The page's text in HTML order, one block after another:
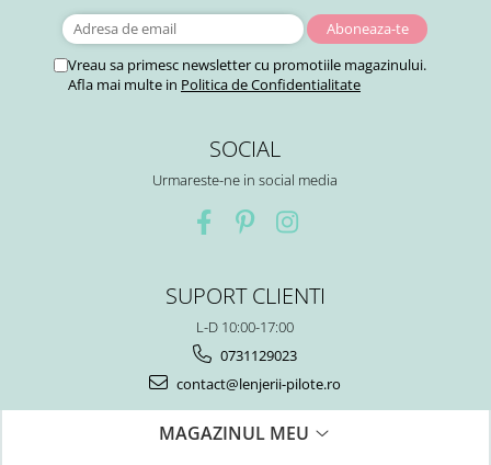
Vreau sa primesc newsletter cu promotiile magazinului.
Afla mai multe in Politica de Confidentialitate
SOCIAL
Urmareste-ne in social media
SUPORT CLIENTI
L-D 10:00-17:00
0731129023
contact@lenjerii-pilote.ro
MAGAZINUL MEU